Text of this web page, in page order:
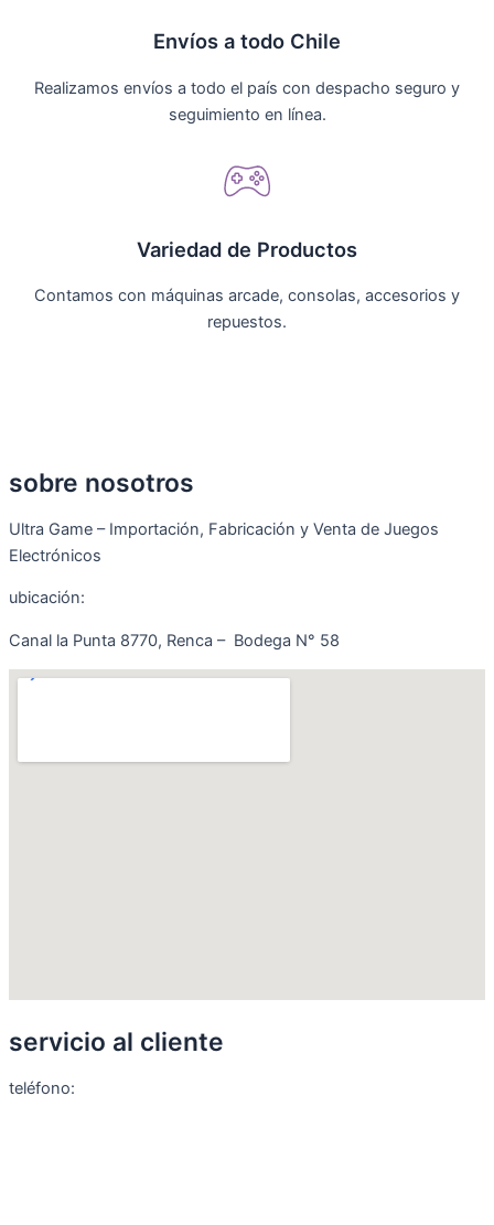
Envíos a todo Chile
Realizamos envíos a todo el país con despacho seguro y
seguimiento en línea.
Variedad de Productos
Contamos con máquinas arcade, consolas, accesorios y
repuestos.
sobre nosotros
Ultra Game – Importación, Fabricación y Venta de Juegos
Electrónicos
ubicación:
Canal la Punta 8770, Renca – Bodega N° 58
servicio al cliente
teléfono: